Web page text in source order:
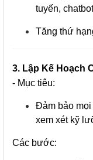
tuyến,
Tăng thứ
3. Lập Kế Hoạch
- Mục tiêu:
Đảm bảo
xem xét kỹ
Các bước: